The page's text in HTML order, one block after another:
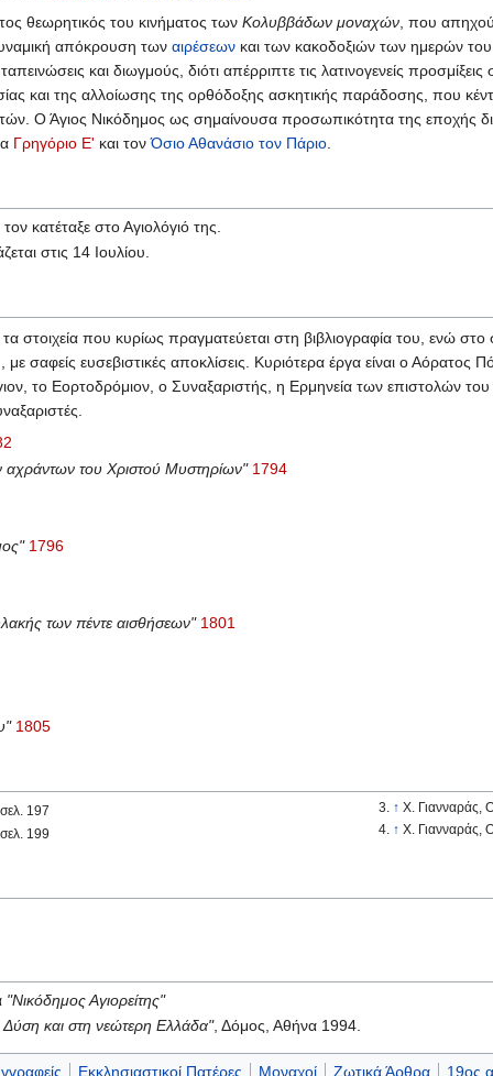
θεωρητικός του κινήματος των Κολυββάδων μοναχών , που
απόκρουση των αιρέσεων και των κακοδοξιών των ημερών
και διωγμούς, διότι απέρριπτε τις λατινογενείς
και της αλλοίωσης της ορθόδοξης ασκητικής παράδοσης, που
Ο Άγιος Νικόδημος ως σημαίνουσα προσωπικότητα της εποχής
Γρηγόριο Ε' και τονΌσιο Αθανάσιο τον Πάριο
τον κατέταξε στο Αγιολόγιό της.
στις 14 Ιουλίου.
τα στοιχεία που κυρίως πραγματεύεται στη βιβλιογραφία του, ενώ
σαφείς ευσεβιστικές αποκλίσεις. Κυριότερα έργα είναι ο Αόρατος
το Εορτοδρόμιον, ο Συναξαριστής, η Ερμηνεία των επιστολών
αχράντων του Χριστού Μυστηρίων" 1794
1796
των πέντε αισθήσεων" 1801
1805
197
199
↑ Χ. Γιανναράς,
↑ Χ. Γιανναράς,
"Νικόδημος Αγιορείτης"
Δύση και στη νεώτερη Ελλάδα", Δόμος, Αθήνα 1994.
Εκκλησιαστικοί Πατέρες Μοναχοί Ζωτικά Άρθρα 19ος